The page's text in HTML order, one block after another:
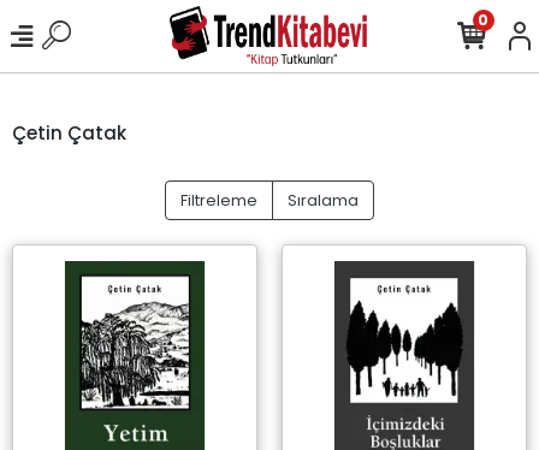
0
Çetin Çatak
Filtreleme Sıralama